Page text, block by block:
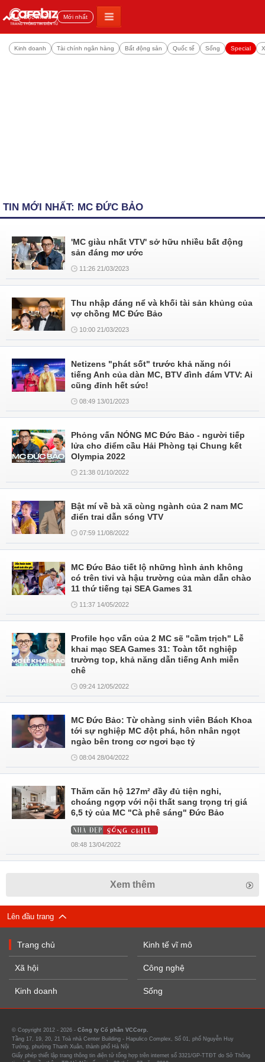
Đọc nhiều Mới nhất
Kinh doanh Tài chính ngân hàng Bất động sản Quốc tế Sống Special
TIN MỚI NHẤT: MC ĐỨC BẢO
'MC giàu nhất VTV' sở hữu nhiều bất động
sản đáng mơ ước
11:26 21/03/2023
Thu nhập đáng nể và khối tài sản khủng của
vợ chồng MC Đức Bảo
10:00 21/03/2023
Netizens "phát sốt" trước khả năng nói
tiếng Anh của dàn MC, BTV đình đám VTV: Ai
cũng đỉnh hết sức!
08:49 13/01/2023
Phỏng vấn NÓNG MC Đức Bảo - người tiếp
lửa cho điểm cầu Hải Phòng tại Chung kết
Olympia 2022
21:38 01/10/2022
Bật mí về bà xã cùng ngành của 2 nam MC
điển trai dẫn sóng VTV
07:59 11/08/2022
MC Đức Bảo tiết lộ những hình ảnh không
có trên tivi và hậu trường của màn dẫn chào
11 thứ tiếng tại SEA Games 31
11:37 14/05/2022
Profile học vấn của 2 MC sẽ "cầm trịch" Lễ
khai mạc SEA Games 31: Toàn tốt nghiệp
trường top, khả năng dẫn tiếng Anh miễn
chê
09:24 12/05/2022
MC Đức Bảo: Từ chàng sinh viên Bách Khoa
tới sự nghiệp MC đột phá, hôn nhân ngọt
ngào bên trong cơ ngơi bạc tỷ
08:04 28/04/2022
Thăm căn hộ 127m² đầy đủ tiện nghi,
choáng ngợp với nội thất sang trọng trị giá
6,5 tỷ của MC "Cà phê sáng" Đức Bảo
08:48 13/04/2022
Xem thêm
Lên đầu trang
Trang chủ
Xã hội
Kinh doanh
Kinh tế vĩ mô
Công nghệ
Sống
© Copyright 2012 - 2026 - Công ty Cổ phần VCCorp.
Tầng 17, 19, 20, 21 Toà nhà Center Building - Hapulico Complex, Số 01, phố Nguyễn Huy
Tưởng, phường Thanh Xuân, thành phố Hà Nội
Giấy phép thiết lập trang thông tin điện tử tổng hợp trên internet số 3321/GP-TTĐT do Sở Thông